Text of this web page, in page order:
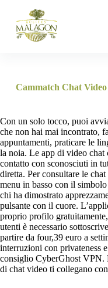
t
e
n
i
d
o
Cammatch Chat Video
Con un solo tocco, puoi
che non hai mai incontrato,
appuntamenti, praticare le
la noia. Le app di video chat
contatto con sconosciuti in
diretta. Per consultare le
menu in basso con il
chi ha dimostrato
pulsante con il cuore.
proprio profilo
utenti è necessario
partire da four,39 euro a
interruzioni con privateness
consiglio CyberGhost VPN.
di chat video ti collegano